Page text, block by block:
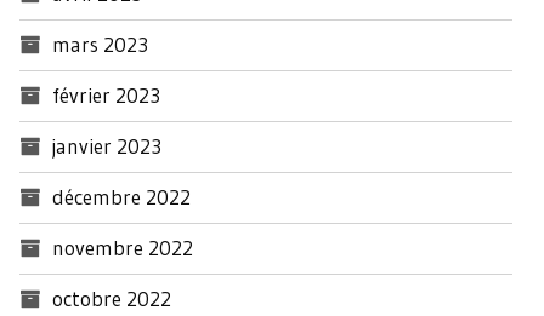
mars 2023
février 2023
janvier 2023
décembre 2022
novembre 2022
octobre 2022